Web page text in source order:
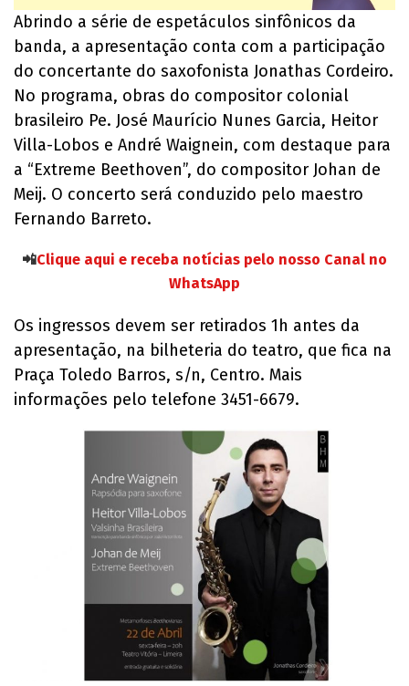
Abrindo a série de espetáculos sinfônicos da
banda, a apresentação conta com a participação
do concertante do saxofonista Jonathas Cordeiro.
No programa, obras do compositor colonial
brasileiro Pe. José Maurício Nunes Garcia, Heitor
Villa-Lobos e André Waignein, com destaque para
a “Extreme Beethoven”, do compositor Johan de
Meij. O concerto será conduzido pelo maestro
Fernando Barreto.
📲Clique aqui e receba notícias pelo nosso Canal no
WhatsApp
Os ingressos devem ser retirados 1h antes da
apresentação, na bilheteria do teatro, que fica na
Praça Toledo Barros, s/n, Centro. Mais
informações pelo telefone 3451-6679.